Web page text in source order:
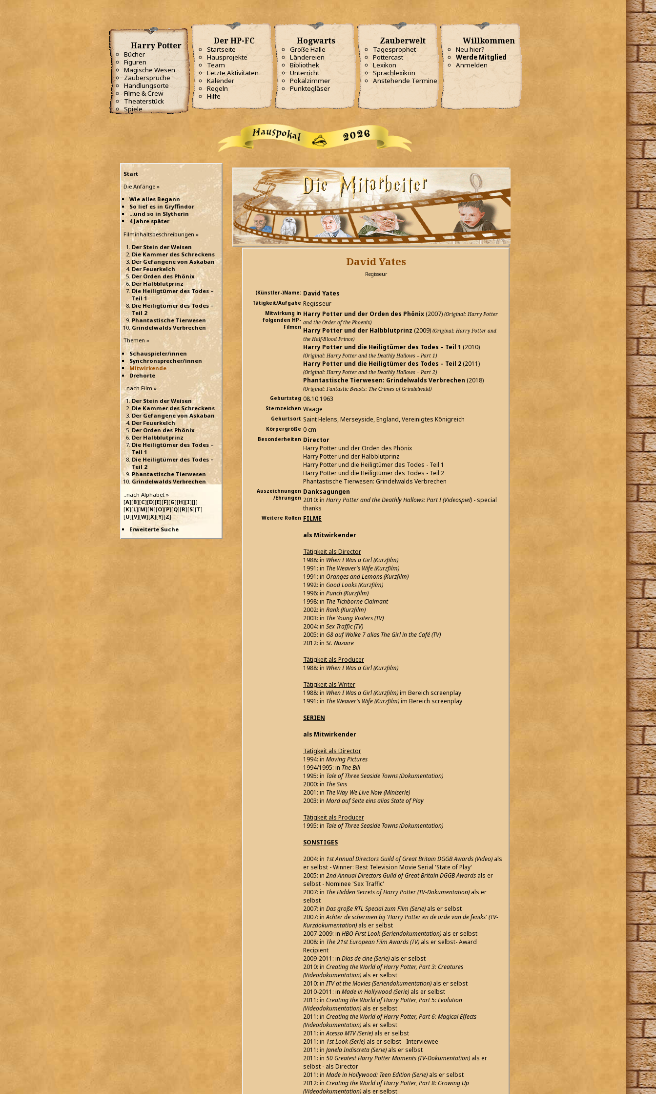
Harry Potter
Bücher
Figuren
Magische Wesen
Zaubersprüche
Handlungsorte
Filme & Crew
Theaterstück
Spiele
Der HP-FC
Startseite
Hausprojekte
Team
Letzte Aktivitäten
Kalender
Regeln
Hilfe
Hogwarts
Große Halle
Ländereien
Bibliothek
Unterricht
Pokalzimmer
Punktegläser
Zauberwelt
Tagesprophet
Pottercast
Lexikon
Sprachlexikon
Anstehende Termine
Willkommen
Neu hier?
Werde Mitglied
Anmelden
Start
Die Anfänge »
Wie alles Begann
So lief es in Gryffindor
...und so in Slytherin
4 Jahre später
Filminhaltsbeschreibungen »
Der Stein der Weisen
Die Kammer des Schreckens
Der Gefangene von Askaban
Der Feuerkelch
Der Orden des Phönix
Der Halbblutprinz
Die Heiligtümer des Todes –
Teil 1
Die Heiligtümer des Todes –
Teil 2
Phantastische Tierwesen
Grindelwalds Verbrechen
Themen »
Schauspieler/innen
Synchronsprecher/innen
Mitwirkende
Drehorte
..nach Film »
Der Stein der Weisen
Die Kammer des Schreckens
Der Gefangene von Askaban
Der Feuerkelch
Der Orden des Phönix
Der Halbblutprinz
Die Heiligtümer des Todes –
Teil 1
Die Heiligtümer des Todes –
Teil 2
Phantastische Tierwesen
Grindelwalds Verbrechen
..nach Alphabet »
[A][B][C][D][E][F][G][H][I][J]
[K][L][M][N][O][P][Q][R][S][T]
[U][V][W][X][Y][Z]
Erweiterte Suche
David Yates
Regisseur
(Künstler-)Name: David Yates
Tätigkeit/Aufgabe Regisseur
Mitwirkung in
folgenden HP-
Filmen
Harry Potter und der Orden des Phönix(2007) (Original: Harry Potter
and the Order of the Phoenix)
Harry Potter und der Halbblutprinz (2009) (Original: Harry Potter and
the Half-Blood Prince)
Harry Potter und die Heiligtümer des Todes – Teil 1 (2010)
(Original: Harry Potter and the Deathly Hallows – Part 1)
Harry Potter und die Heiligtümer des Todes – Teil 2(2011)
(Original: Harry Potter and the Deathly Hallows – Part 2)
Phantastische Tierwesen: Grindelwalds Verbrechen (2018)
(Original: Fantastic Beasts: The Crimes of Grindelwald)
Geburtstag 08.10.1963
Sternzeichen Waage
Geburtsort Saint Helens, Merseyside, England, Vereinigtes Königreich
Körpergröße 0 cm
Besonderheiten Director
Harry Potter und der Orden des Phönix
Harry Potter und der Halbblutprinz
Harry Potter und die Heiligtümer des Todes - Teil 1
Harry Potter und die Heiligtümer des Todes - Teil 2
Phantastische Tierwesen: Grindelwalds Verbrechen
Auszeichnungen
/Ehrungen
Danksagungen
2010: in Harry Potter and the Deathly Hallows: Part I (Videospiel) - special
thanks
Weitere Rollen FILME
als Mitwirkender
Tätigkeit als Director
1988: in When I Was a Girl (Kurzfilm)
1991: in The Weaver's Wife (Kurzfilm)
1991: in Oranges and Lemons (Kurzfilm)
1992: in Good Looks (Kurzfilm)
1996: in Punch (Kurzfilm)
1998: in The Tichborne Claimant
2002: in Rank (Kurzfilm)
2003: in The Young Visiters (TV)
2004: in Sex Traffic (TV)
2005: in G8 auf Wolke 7 alias The Girl in the Café (TV)
2012: in St. Nazaire
Tätigkeit als Producer
1988: in When I Was a Girl (Kurzfilm)
Tätigkeit als Writer
1988: in When I Was a Girl (Kurzfilm)im Bereich screenplay
1991: in The Weaver's Wife (Kurzfilm)im Bereich screenplay
SERIEN
als Mitwirkender
Tätigkeit als Director
1994: in Moving Pictures
1994/1995: in The Bill
1995: in Tale of Three Seaside Towns (Dokumentation)
2000: in The Sins
2001: in The Way We Live Now (Miniserie)
2003: in Mord auf Seite eins alias State of Play
Tätigkeit als Producer
1995: in Tale of Three Seaside Towns (Dokumentation)
SONSTIGES
2004: in 1st Annual Directors Guild of Great Britain DGGB Awards (Video) als
er selbst - Winner: Best Television Movie Serial 'State of Play'
2005: in 2nd Annual Directors Guild of Great Britain DGGB Awards als er
selbst - Nominee 'Sex Traffic'
2007: in The Hidden Secrets of Harry Potter (TV-Dokumentation) als er
selbst
2007: in Das große RTL Special zum Film (Serie) als er selbst
2007: inAchter de schermen bij 'Harry Potter en de orde van de feniks' (TV-
Kurzdokumentation) als er selbst
2007-2009: in HBO First Look (Seriendokumentation) als er selbst
2008: in The 21st European Film Awards (TV) als er selbst- Award
Recipient
2009-2011: in Días de cine (Serie) als er selbst
2010: in Creating the World of Harry Potter, Part 3: Creatures
(Videodokumentation) als er selbst
2010: inITV at the Movies (Seriendokumentation) als er selbst
2010-2011: in Made in Hollywood (Serie) als er selbst
2011: in Creating the World of Harry Potter, Part 5: Evolution
(Videodokumentation) als er selbst
2011: in Creating the World of Harry Potter, Part 6: Magical Effects
(Videodokumentation) als er selbst
2011: inAcesso MTV (Serie) als er selbst
2011: in 1st Look (Serie) als er selbst - Interviewee
2011: in Janela Indiscreta (Serie) als er selbst
2011: in 50 Greatest Harry Potter Moments (TV-Dokumentation) als er
selbst - als Director
2011: in Made in Hollywood: Teen Edition (Serie) als er selbst
2012: in Creating the World of Harry Potter, Part 8: Growing Up
(Videodokumentation) als er selbst